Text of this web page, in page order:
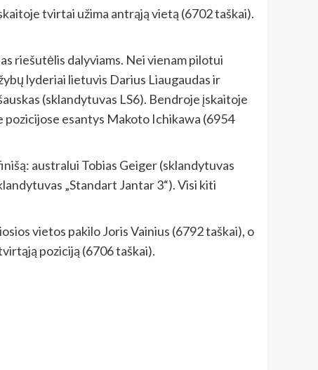
tvirtai užima antrąją vietą (6702 taškai).
riešutėlis dalyviams. Nei vienam pilotui
lyderiai lietuvis Darius Liaugaudas ir
(sklandytuvas LS6). Bendroje įskaitoje
esantys Makoto Ichikawa (6954
australui Tobias Geiger (sklandytuvas
„Standart Jantar 3“). Visi kiti
vietos pakilo Joris Vainius (6792 taškai), o
poziciją (6706 taškai).